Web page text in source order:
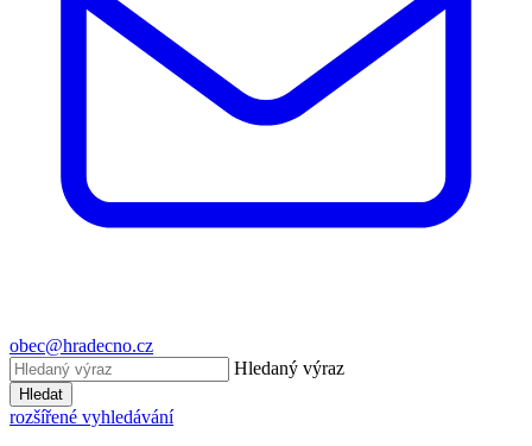
obec@hradecno.cz
Hledaný výraz
Hledat
rozšířené vyhledávání